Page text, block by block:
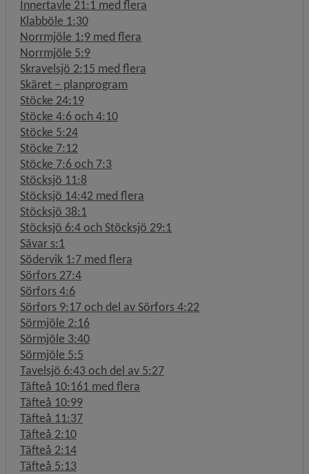
Innertavle 21:1 med flera
Klabböle 1:30
Norrmjöle 1:9 med flera
Norrmjöle 5:9
Skravelsjö 2:15 med flera
Skäret – planprogram
Stöcke 24:19
Stöcke 4:6 och 4:10
Stöcke 5:24
Stöcke 7:12
Stöcke 7:6 och 7:3
Stöcksjö 11:8
Stöcksjö 14:42 med flera
Stöcksjö 38:1
Stöcksjö 6:4 och Stöcksjö 29:1
Sävar s:1
Södervik 1:7 med flera
Sörfors 27:4
Sörfors 4:6
Sörfors 9:17 och del av Sörfors 4:22
Sörmjöle 2:16
Sörmjöle 3:40
Sörmjöle 5:5
Tavelsjö 6:43 och del av 5:27
Täfteå 10:161 med flera
Täfteå 10:99
Täfteå 11:37
Täfteå 2:10
Täfteå 2:14
Täfteå 5:13